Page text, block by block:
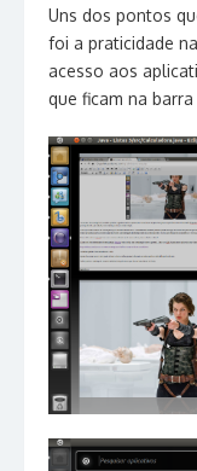
Uns dos pontos
foi a praticidade
acesso aos
que ficam na